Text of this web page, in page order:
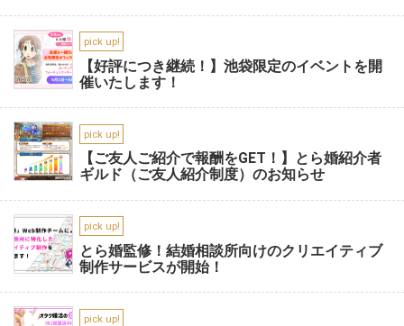
pick up!
【好評につき継続！】池袋限定のイベントを開
催いたします！
pick up!
【ご友人ご紹介で報酬をGET！】とら婚紹介者
ギルド（ご友人紹介制度）のお知らせ
pick up!
とら婚監修！結婚相談所向けのクリエイティブ
制作サービスが開始！
pick up!